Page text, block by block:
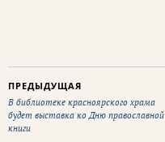
ПРЕДЫДУЩАЯ
В библиотеке красноярского храма
будет выставка ко Дню православной
книги